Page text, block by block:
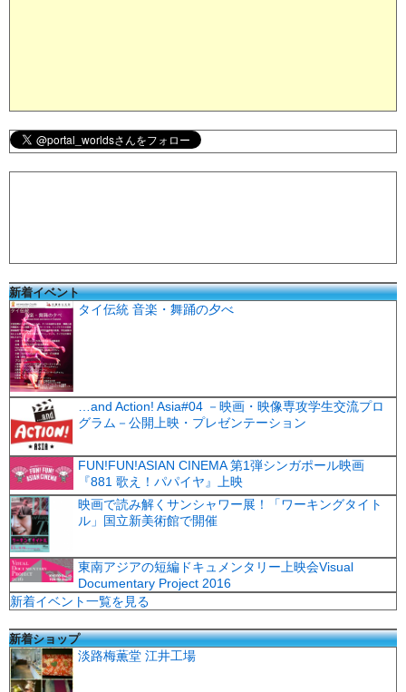
新着イベント
タイ伝統 音楽・舞踊の夕べ
…and Action! Asia#04 －映画・映像専攻学生交流プロ
グラム－公開上映・プレゼンテーション
FUN!FUN!ASIAN CINEMA 第1弾シンガポール映画
『881 歌え！パパイヤ』上映
映画で読み解くサンシャワー展！「ワーキングタイト
ル」国立新美術館で開催
東南アジアの短編ドキュメンタリー上映会Visual
Documentary Project 2016
新着イベント一覧を見る
新着ショップ
淡路梅薫堂 江井工場